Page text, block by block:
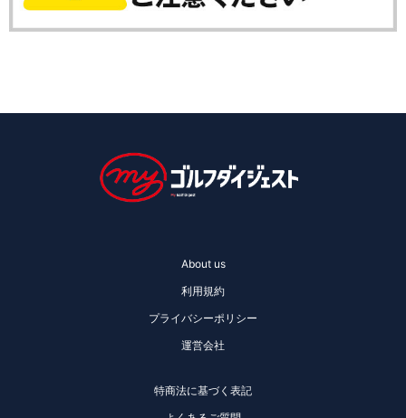
About us
利用規約
プライバシーポリシー
運営会社
特商法に基づく表記